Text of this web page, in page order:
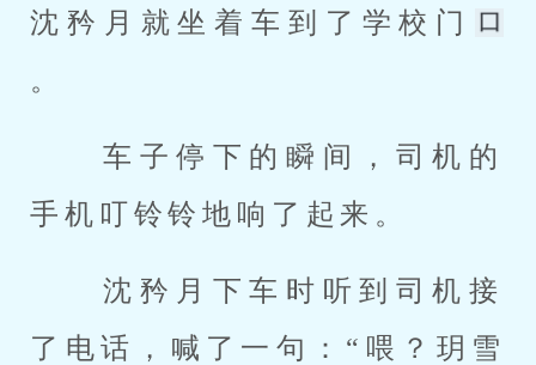
沈矜月就坐着车到了学校门
。
手机叮铃铃地响了起来。
了电话，喊了一句：“喂？玥雪